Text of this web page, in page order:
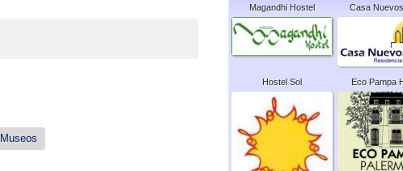
Magandhi Hostel Casa
Hostel Sol Eco Pampa